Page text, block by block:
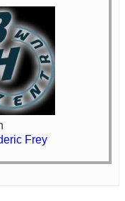
Frey